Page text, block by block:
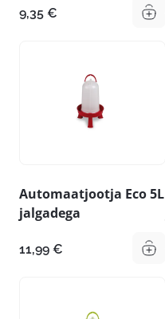
9,35 €
Automaatjootja Eco 5L
jalgadega
11,99 €